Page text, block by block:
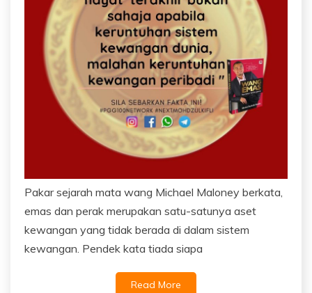
Pakar sejarah mata wang Michael Maloney berkata,
emas dan perak merupakan satu-satunya aset
kewangan yang tidak berada di dalam sistem
kewangan. Pendek kata tiada siapa
Read More